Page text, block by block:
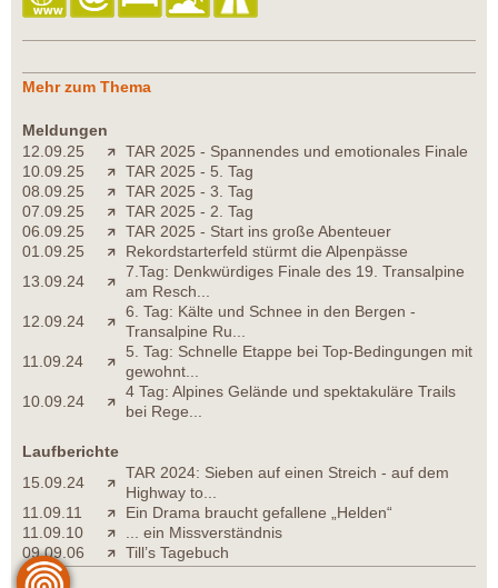
Mehr zum Thema
Meldungen
12.09.25
TAR 2025 - Spannendes und emotionales Finale
10.09.25
TAR 2025 - 5. Tag
08.09.25
TAR 2025 - 3. Tag
07.09.25
TAR 2025 - 2. Tag
06.09.25
TAR 2025 - Start ins große Abenteuer
01.09.25
Rekordstarterfeld stürmt die Alpenpässe
13.09.24
7.Tag: Denkwürdiges Finale des 19. Transalpine
am Resch...
12.09.24
6. Tag: Kälte und Schnee in den Bergen -
Transalpine Ru...
11.09.24
5. Tag: Schnelle Etappe bei Top-Bedingungen mit
gewohnt...
10.09.24
4 Tag: Alpines Gelände und spektakuläre Trails
bei Rege...
Laufberichte
15.09.24
TAR 2024: Sieben auf einen Streich - auf dem
Highway to...
11.09.11
Ein Drama braucht gefallene „Helden“
11.09.10
... ein Missverständnis
09.09.06
Till’s Tagebuch